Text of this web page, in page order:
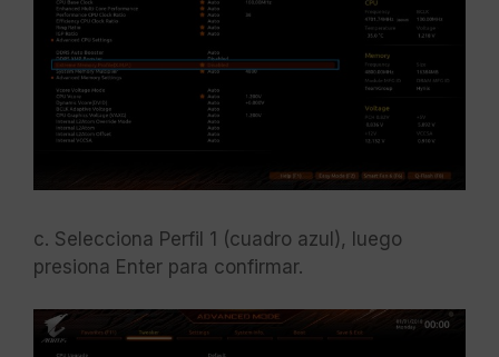
c. Selecciona Perfil 1 (cuadro azul), luego
presiona Enter para confirmar.